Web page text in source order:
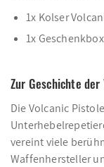
1x Kolser
1x
Zur Geschichte
Die Volcanic
vereint viele
Waffenhersteller